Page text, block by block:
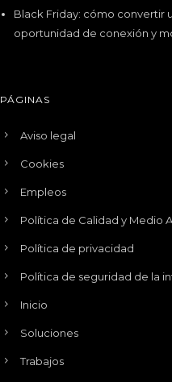
Black Friday: cómo convertir
oportunidad de conexión y
PÁGINAS
Aviso legal
Cookies
Empleos
Política de Calidad y Medio
Política de privacidad
Política de seguridad de la
Inicio
Soluciones
Trabajos